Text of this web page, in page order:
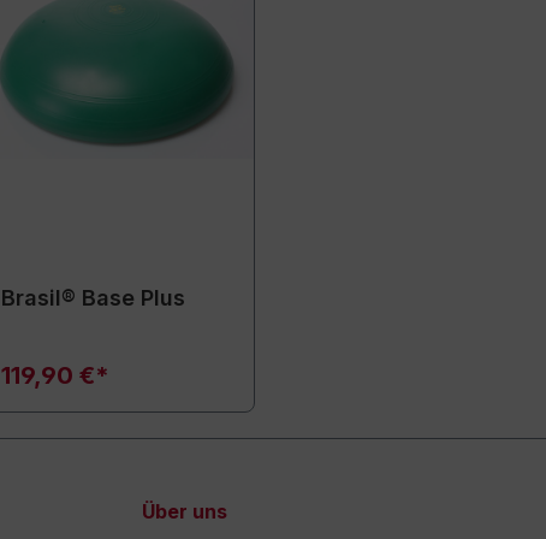
Brasil® Base Plus
119,90 €*
Über uns